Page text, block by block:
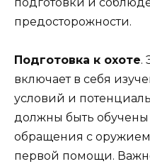
предосторожности.
Подготовка к охоте.
включает в себя
условий и
должны быть обучены
обращения с оружием
первой помощи.